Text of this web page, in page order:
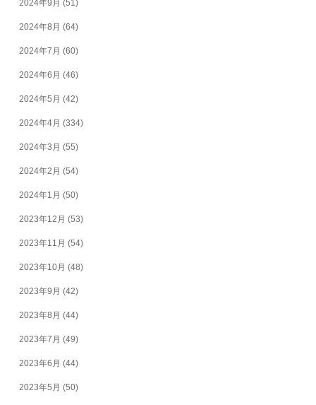
2024年9月 (51)
2024年8月 (64)
2024年7月 (60)
2024年6月 (46)
2024年5月 (42)
2024年4月 (334)
2024年3月 (55)
2024年2月 (54)
2024年1月 (50)
2023年12月 (53)
2023年11月 (54)
2023年10月 (48)
2023年9月 (42)
2023年8月 (44)
2023年7月 (49)
2023年6月 (44)
2023年5月 (50)